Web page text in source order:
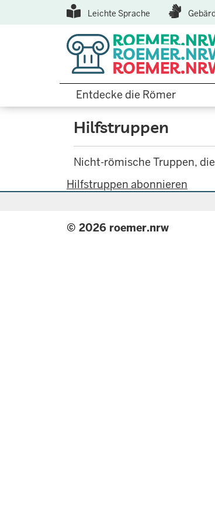
Top
Menu
Leichte Sprache
Hauptnavigation
Entdecke die Römer
Hilfstruppen
Nicht-römische Truppen,
Hilfstruppen abonnieren
© 2026 roemer.nrw